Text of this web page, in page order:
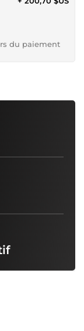
du paiement